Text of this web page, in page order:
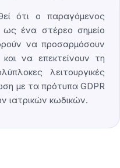
ότι ο παραγόμενος
ως ένα στέρεο σημείο
να προσαρμόσουν
να επεκτείνουν τη
λειτουργικές
με τα πρότυπα GDPR
ιατρικών κωδικών.